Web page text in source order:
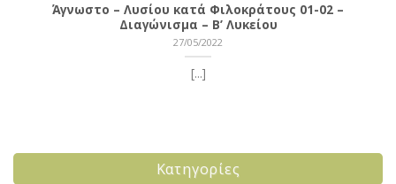
Άγνωστο – Λυσίου κατά Φιλοκράτους 01-02 –
Διαγώνισμα – Β’ Λυκείου
27/05/2022
[...]
Kατηγορίες